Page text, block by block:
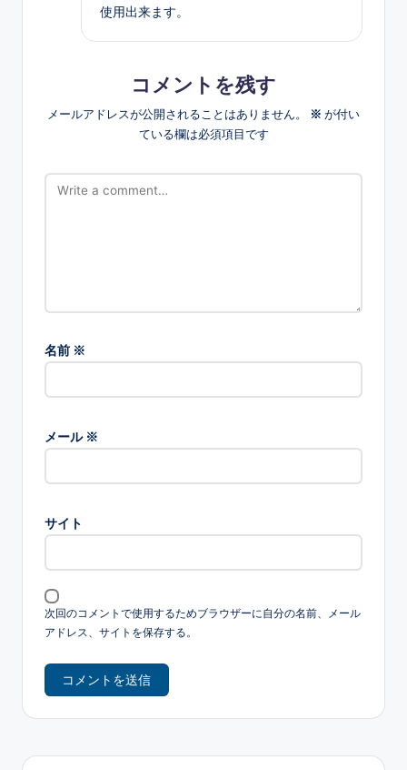
使用出来ます。
コメントを残す
メールアドレスが公開されることはありません。 ※ が付い
ている欄は必須項目です
名前 ※
メール ※
サイト
次回のコメントで使用するためブラウザーに自分の名前、メール
アドレス、サイトを保存する。